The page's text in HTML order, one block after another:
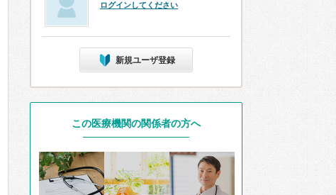
ログインしてください
新規ユーザ登録
この医療機関の関係者の方へ